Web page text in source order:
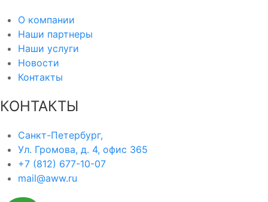
О компании
Наши партнеры
Наши услуги
Новости
Контакты
КОНТАКТЫ
Санкт-Петербург,
Ул. Громова, д. 4, офис 365
+7 (812) 677-10-07
mail@aww.ru